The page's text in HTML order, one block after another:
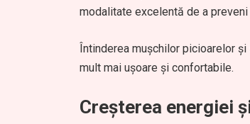
modalitate excelentă de a
Întinderea mușchilor picioarelor
mult mai ușoare și confortabile.
Creșterea energiei